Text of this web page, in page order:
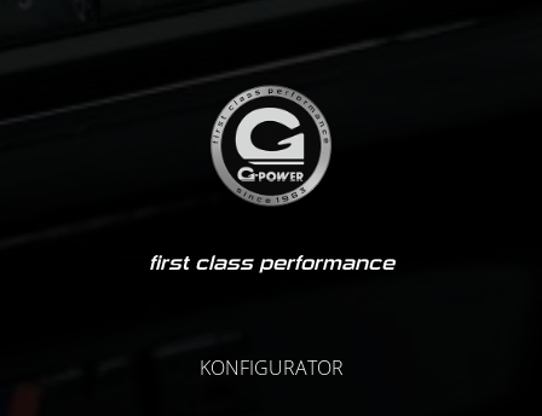
first class performance
KONFIGURATOR